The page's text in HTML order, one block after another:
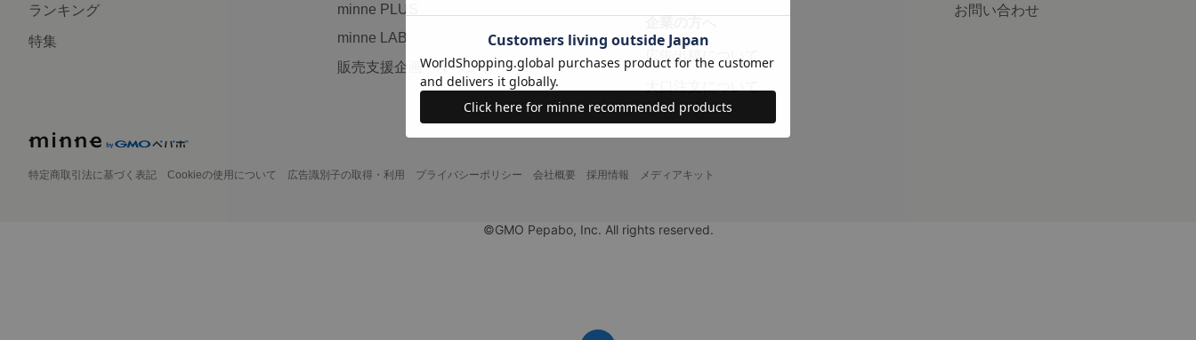
ランキング
特集
minne PLUS
minne LAB
販売支援企画・イベント
広告出稿について
お問い合わせ
特定商取引法に基づく表記 Cookieの使用について 広告識別子の取得・利用 プライバシーポリシー 会社概要 採用情報 メディアキット
©GMO Pepabo, Inc. All rights reserved.